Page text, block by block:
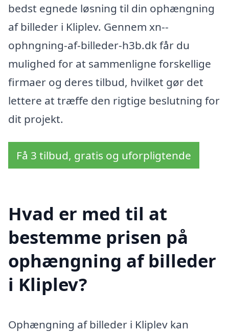
bedst egnede løsning til din ophængning
af billeder i Kliplev. Gennem xn--
ophngning-af-billeder-h3b.dk får du
mulighed for at sammenligne forskellige
firmaer og deres tilbud, hvilket gør det
lettere at træffe den rigtige beslutning for
dit projekt.
Få 3 tilbud, gratis og uforpligtende
Hvad er med til at
bestemme prisen på
ophængning af billeder
i Kliplev?
Ophængning af billeder i Kliplev kan